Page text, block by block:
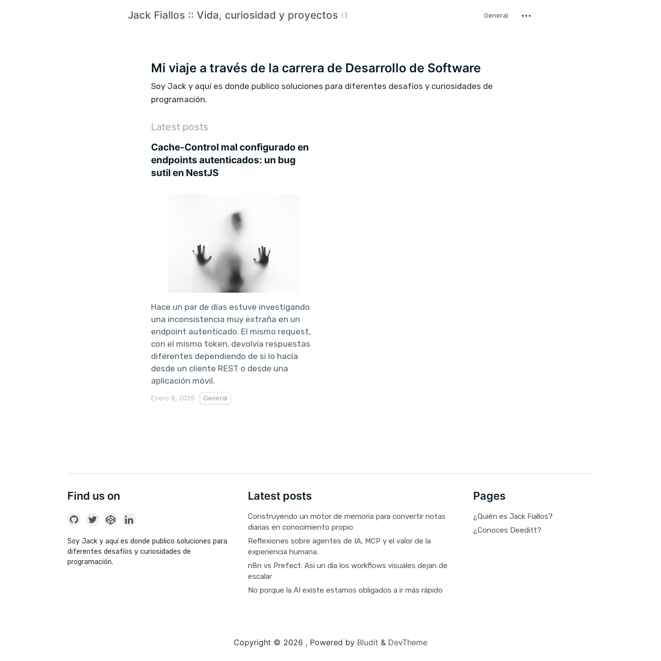
Jack Fiallos :: Vida, curiosidad y proyectos General
Mi viaje a través de la carrera de Desarrollo de Software
Soy Jack y aquí es donde publico soluciones para diferentes desafíos y curiosidades de
programación.
Latest posts
Cache-Control mal configurado en
endpoints autenticados: un bug
sutil en NestJS
Hace un par de días estuve investigando
una inconsistencia muy extraña en un
endpoint autenticado. El mismo request,
con el mismo token, devolvía respuestas
diferentes dependiendo de si lo hacía
desde un cliente REST o desde una
aplicación móvil.
Enero 8, 2026 General
Find us on
Soy Jack y aquí es donde publico soluciones para
diferentes desafíos y curiosidades de
programación.
Latest posts
Construyendo un motor de memoria para convertir notas
diarias en conocimiento propio
Reflexiones sobre agentes de IA, MCP y el valor de la
experiencia humana.
n8n vs Prefect: Asi un dia los workflows visuales dejan de
escalar
No porque la AI existe estamos obligados a ir más rápido
Pages
¿Quién es Jack Fiallos?
¿Conoces Deeditt?
Copyright © 2026 , Powered by Bludit & DevTheme